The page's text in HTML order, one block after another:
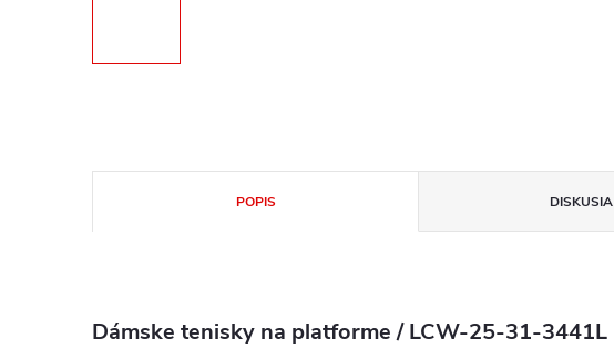
POPIS DISKUSIA
Dámske tenisky na platforme / LCW-25-31-3441L